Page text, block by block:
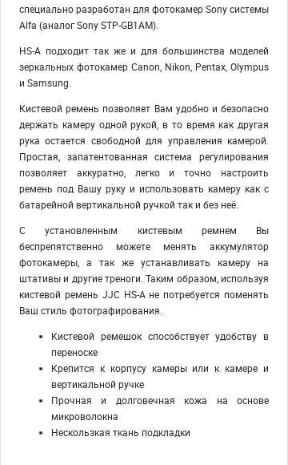
специально разработан для фотокамер Sony системы
Alfa (аналог Sony STP-GB1AM).
HS-A подходит так же и для большинства моделей
зеркальных фотокамер Canon, Nikon, Pentax, Olympus
и Samsung.
Кистевой ремень позволяет Вам удобно и безопасно
держать камеру одной рукой, в то время как другая
рука остается свободной для управления камерой.
Простая, запатентованная система регулирования
позволяет аккуратно, легко и точно настроить
ремень под Вашу руку и использовать камеру как с
батарейной вертикальной ручкой так и без неё.
С установленным кистевым ремнем Вы
беспрепятственно можете менять аккумулятор
фотокамеры, а так же устанавливать камеру на
штативы и другие треноги. Таким образом, используя
кистевой ремень JJC HS-A не потребуется поменять
Ваш стиль фотографирования.
Кистевой ремешок способствует удобству в
переноске
Крепится к корпусу камеры или к камере и
вертикальной ручке
Прочная и долговечная кожа на основе
микроволокна
Нескользкая ткань подкладки